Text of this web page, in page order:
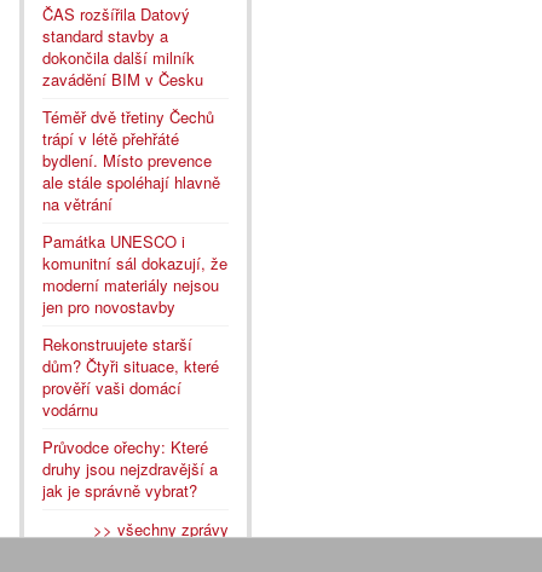
ČAS rozšířila Datový
standard stavby a
dokončila další milník
zavádění BIM v Česku
Téměř dvě třetiny Čechů
trápí v létě přehřáté
bydlení. Místo prevence
ale stále spoléhají hlavně
na větrání
Památka UNESCO i
komunitní sál dokazují, že
moderní materiály nejsou
jen pro novostavby
Rekonstruujete starší
dům? Čtyři situace, které
prověří vaši domácí
vodárnu
Průvodce ořechy: Které
druhy jsou nejzdravější a
jak je správně vybrat?
>> všechny zprávy